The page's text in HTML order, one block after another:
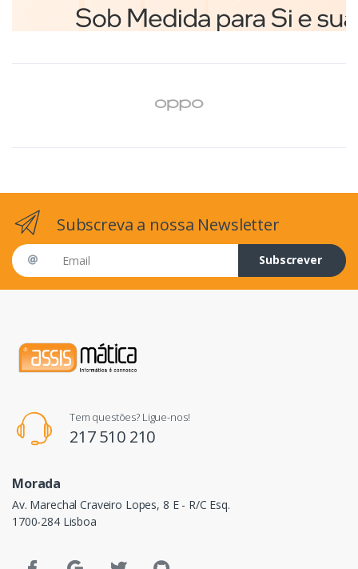
Subscreva a nossa Newsletter
Email address
Subscrever
Tem questões? Ligue-nos!
217 510 210
Morada
Av. Marechal Craveiro Lopes, 8 E - R/C Esq.
1700-284 Lisboa